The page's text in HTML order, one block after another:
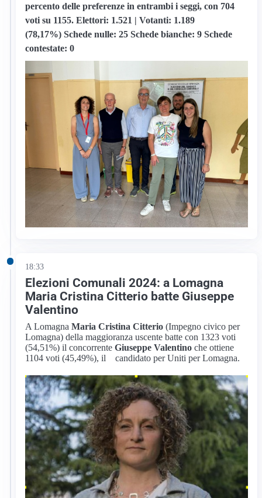
percento delle preferenze in entrambi i seggi, con 704
voti su 1155.Elettori: 1.521 |Votanti: 1.189
(78,17%) Schede nulle: 25Schede bianche: 9 Schede
contestate: 0
18:33
Elezioni Comunali 2024: a Lomagna
Maria Cristina Citterio batte Giuseppe
Valentino
A LomagnaMaria Cristina Citterio (Impegno civico per
Lomagna) della maggioranza uscente batte con 1323 voti
(54,51%) il concorrenteGiuseppe Valentino che ottiene
1104 voti (45,49%), il candidato per Uniti per Lomagna.